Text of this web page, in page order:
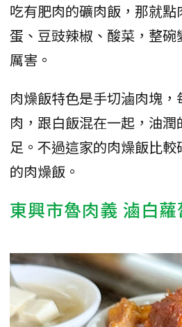
吃有肥肉的礦肉飯，那就
蛋、豆豉辣椒、酸菜，整
厲害。
肉燥飯特色是手切滷肉塊
肉，跟白飯混在一起，油
足。不過這家的肉燥飯比
的肉燥飯。
東興市魯肉義 滷白蘿